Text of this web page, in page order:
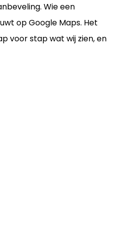
Wie een
op Google Maps. Het
voor stap wat wij zien, en